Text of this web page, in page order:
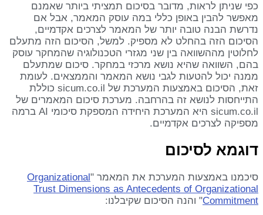
כפי שניתן לראות, מדובר בסיכום תמציתי ביותר שאמנם
מאפשר להבין באופן כללי במה עוסק המאמר, אבל אם
נדרשת הבנה טובה יותר של המאמר לצרכים אקדמיים,
הסיכום הזה בהחלט לא מספיק. למשל, הסיכום הזה מתעלם
לחלוטין מההשוואה בין שני מגזרי הטכנולוגיה שהמחקר עוסק
בהם, השוואה שהיא נושא מרכזי במחקר. סיכום שמתעלם
ממנה יכול להטעות לגבי נושא המאמר והממצאים. לעומת
זאת, הסיכום באמצעות המערכת של sicum.co.il כוללת
התייחסות לנושא זה בהרחבה. מערכת סיכום המאמרים של
sicum.co.il היא המערכת היחידה המספקת סיכומי AI ברמה
מספיקה לצרכים אקדמיים.
דוגמא לסיכום
סיכמנו באמצעות המערכת את המאמר "Organizational
Trust Dimensions as Antecedents of Organizational
Commitment" והנה הסיכום שקיבלנו: